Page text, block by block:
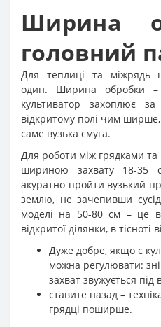
Ширина
головний
Для теплиці та міжрядь
один. Ширина обробки
культиватор захоплює
відкритому полі чим
саме вузька смуга.
Для роботи між грядками та
шириною захвату 18-35
акуратно пройти вузький
землю, не зачепивши
моделі на 50-80 см – це
відкритої ділянки, в
Дуже добре, якщо є
можна регулювати:
захват звужується під
ставите назад –
грядці поширше.